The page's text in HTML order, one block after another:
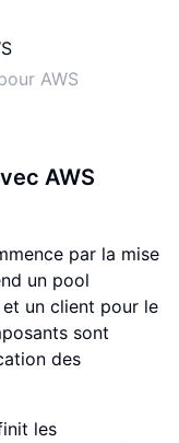
AWS
AWS
par la mise
un pool
un client pour le
sont
des
les